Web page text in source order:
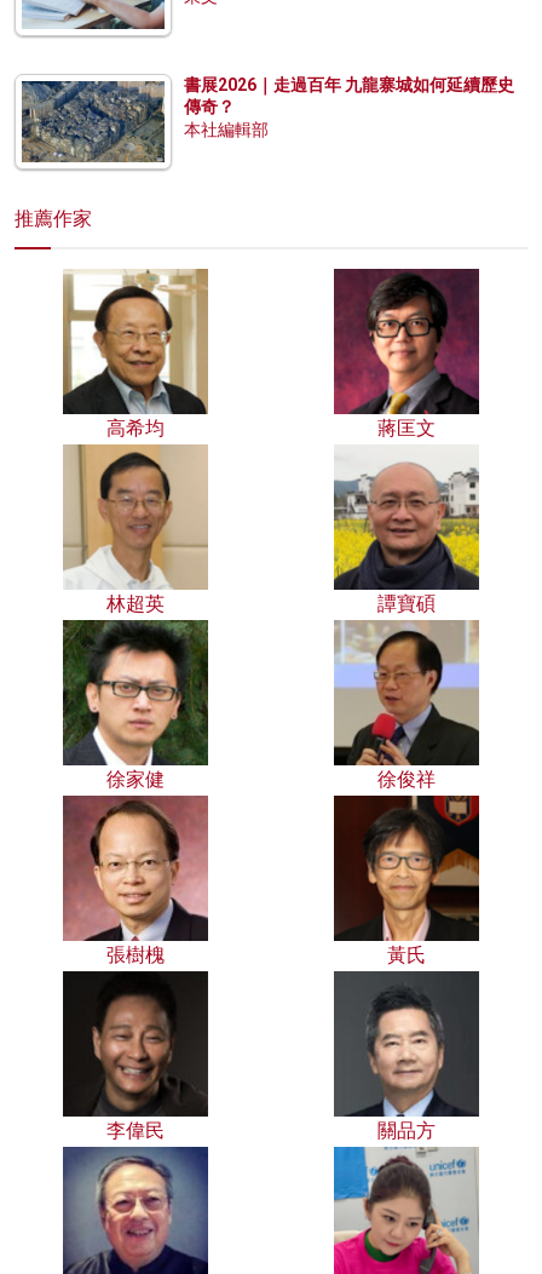
書展2026｜走過百年 九龍寨城如何延續歷史
傳奇？
本社編輯部
推薦作家
高希均 蔣匡文
林超英 譚寶碩
徐家健 徐俊祥
張樹槐 黃氏
李偉民 關品方